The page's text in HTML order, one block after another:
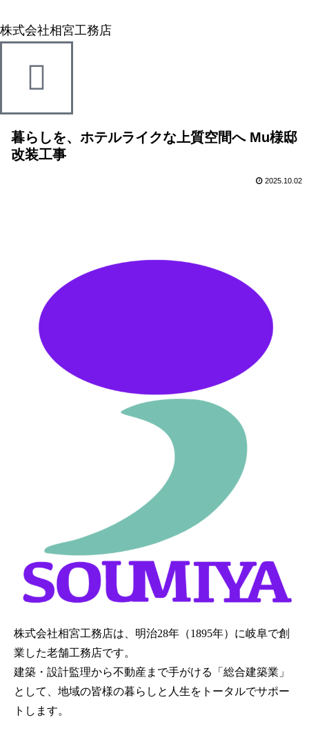
株式会社相宮工務店
暮らしを、ホテルライクな上質空間へ Mu様邸
改装工事
2025.10.02
株式会社相宮工務店は、 明治28年（1895年）に岐阜で創
業した老舗工務店です。
建築・設計監理から不動産まで手がける「総合建築業」
として、地域の皆様の暮らしと人生をトータルでサポー
トします。